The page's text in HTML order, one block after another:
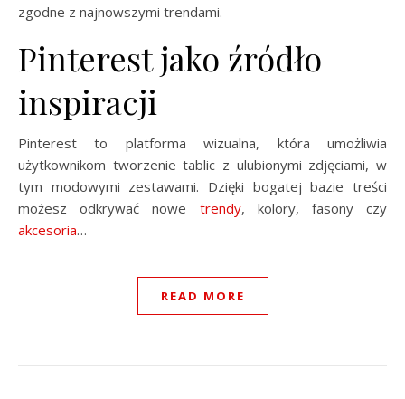
zgodne z najnowszymi trendami.
Pinterest jako źródło
inspiracji
Pinterest to platforma wizualna, która umożliwia
użytkownikom tworzenie tablic z ulubionymi zdjęciami, w
tym modowymi zestawami. Dzięki bogatej bazie treści
możesz odkrywać nowe trendy, kolory, fasony czy
akcesoria…
READ MORE